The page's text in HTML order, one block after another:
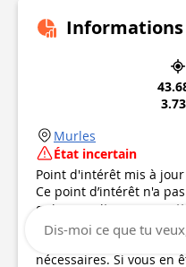
Murles
État incertain
Point d'intérêt mis à
Ce point d’intérêt n'a
qui pourrait
informations. Nous
renseigner et de
nécessaires. Si vous en
Dis-moi ce que tu